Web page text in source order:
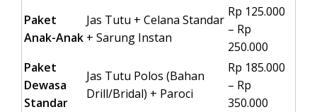
Paket
Anak-Anak
Jas Tutu + Celana Standar
+ Sarung Instan
Rp 125.000
– Rp
250.000
Paket
Dewasa
Standar
Jas Tutu Polos (Bahan
Drill/Bridal) + Paroci
Rp 185.000
– Rp
350.000